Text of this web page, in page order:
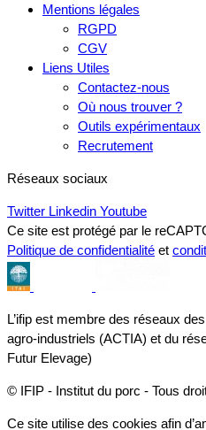
Mentions légales
RGPD
CGV
Liens Utiles
Contactez-nous
Où nous trouver ?
Outils expérimentaux
Recrutement
Réseaux sociaux
Twitter Linkedin Youtube
Ce site est protégé par le
Politique de confidentialité et
L’ifip est membre des réseaux
agro-industriels (ACTIA) et du
Futur Elevage)
© IFIP - Institut du porc - Tous
Ce site utilise des cookies afin